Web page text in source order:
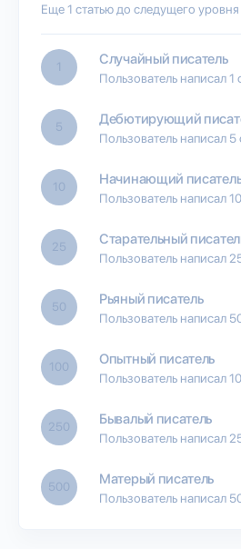
Еще 1 статью до следущего уровня
1 Случайный писатель
Пользователь написал 1
5 Дебютирующий
Пользователь написал 5
10 Начинающий
Пользователь написал
25 Старательный
Пользователь написал
50 Рьяный писатель
Пользователь написал
100 Опытный писатель
Пользователь написал
250 Бывалый писатель
Пользователь написал
500 Матерый писатель
Пользователь написал